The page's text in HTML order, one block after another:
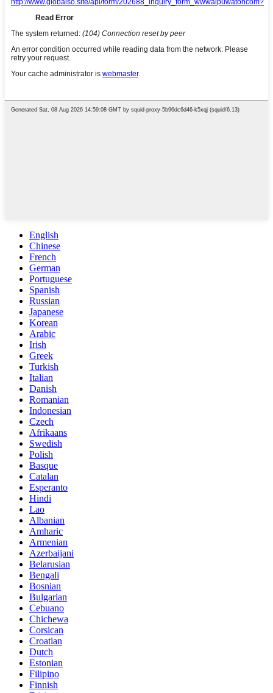
English
Chinese
French
German
Portuguese
Spanish
Russian
Japanese
Korean
Arabic
Irish
Greek
Turkish
Italian
Danish
Romanian
Indonesian
Czech
Afrikaans
Swedish
Polish
Basque
Catalan
Esperanto
Hindi
Lao
Albanian
Amharic
Armenian
Azerbaijani
Belarusian
Bengali
Bosnian
Bulgarian
Cebuano
Chichewa
Corsican
Croatian
Dutch
Estonian
Filipino
Finnish